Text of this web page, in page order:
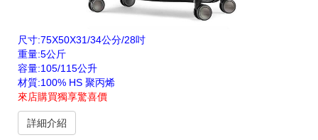
尺寸:75X50X31/34公分/28吋
重量:5公斤
容量:105/115公升
材質:100% HS 聚丙烯
來店購買獨享驚喜價
詳細介紹